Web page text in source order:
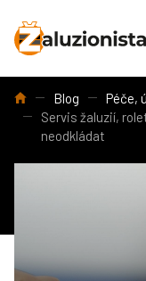
Úvod Blog
Péče,
Servis žaluzií,
neodkládat